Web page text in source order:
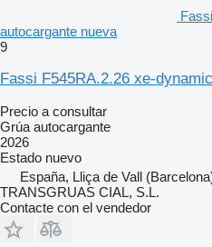
autocargante nueva
9
Fassi F545RA.2.26 xe-dynamic
Precio a consultar
Grúa autocargante
2026
Estado nuevo
España, Lliça de Vall
TRANSGRUAS CIAL, S.L.
Contacte con el vendedor